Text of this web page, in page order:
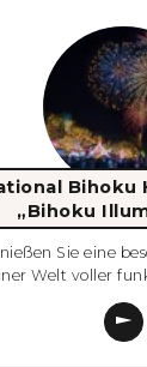
Bihoku
„Bihoku
Sie eine
Welt voller